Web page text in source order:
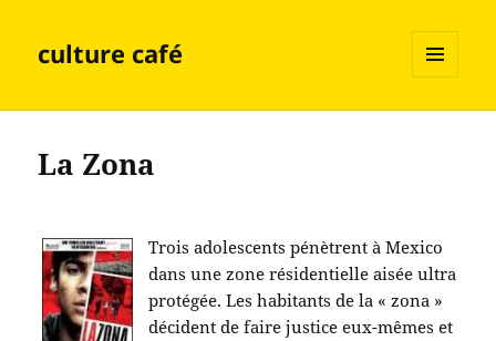
culture café
ET
La Zona
Trois adolescents pénètrent à Mexico
dans une zone résidentielle aisée ultra
protégée. Les habitants de la « zona »
décident de faire justice eux-mêmes et